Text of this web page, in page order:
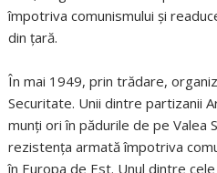
împotriva comunismului şi
din ţară.
În mai 1949, prin trădare,
Securitate. Unii dintre partizanii
munţi ori în pădurile de pe Valea
rezistenţa armată împotriva
în Europa de Est. Unul dintre